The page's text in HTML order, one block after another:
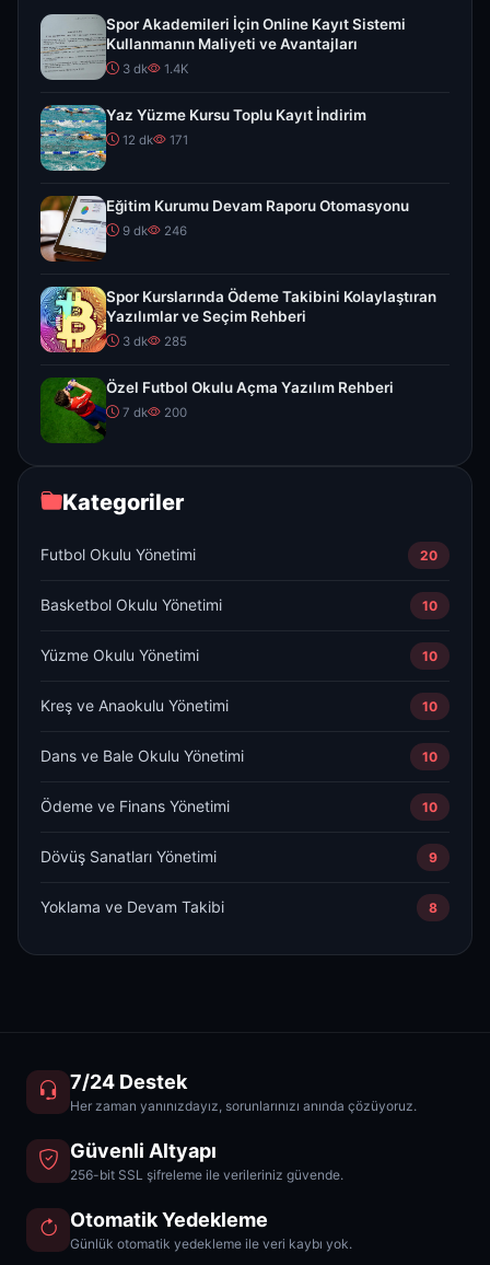
Spor Akademileri İçin Online Kayıt Sistemi
Kullanmanın Maliyeti ve Avantajları
3 dk 1.4K
Yaz Yüzme Kursu Toplu Kayıt İndirim
12 dk 171
Eğitim Kurumu Devam Raporu Otomasyonu
9 dk 246
Spor Kurslarında Ödeme Takibini Kolaylaştıran
Yazılımlar ve Seçim Rehberi
3 dk 285
Özel Futbol Okulu Açma Yazılım Rehberi
7 dk 200
Kategoriler
Futbol Okulu Yönetimi 20
Basketbol Okulu Yönetimi 10
Yüzme Okulu Yönetimi 10
Kreş ve Anaokulu Yönetimi 10
Dans ve Bale Okulu Yönetimi 10
Ödeme ve Finans Yönetimi 10
Dövüş Sanatları Yönetimi 9
Yoklama ve Devam Takibi 8
7/24 Destek
Her zaman yanınızdayız, sorunlarınızı anında çözüyoruz.
Güvenli Altyapı
256-bit SSL şifreleme ile verileriniz güvende.
Otomatik Yedekleme
Günlük otomatik yedekleme ile veri kaybı yok.